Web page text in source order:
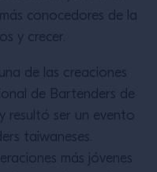
conocedores de la
y crecer.
de las creaciones
de Bartenders de
resultó ser un evento
taiwaneses.
más jóvenes